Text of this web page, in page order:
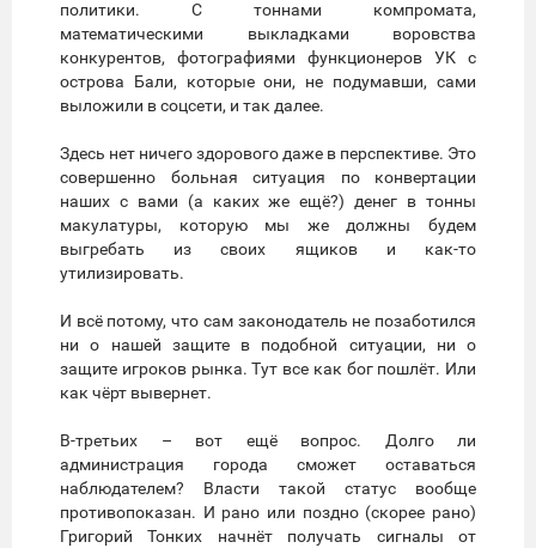
политики. С тоннами компромата,
математическими выкладками воровства
конкурентов, фотографиями функционеров УК с
острова Бали, которые они, не подумавши, сами
выложили в соцсети, и так далее.
Здесь нет ничего здорового даже в перспективе. Это
совершенно больная ситуация по конвертации
наших с вами (а каких же ещё?) денег в тонны
макулатуры, которую мы же должны будем
выгребать из своих ящиков и как-то
утилизировать.
И всё потому, что сам законодатель не позаботился
ни о нашей защите в подобной ситуации, ни о
защите игроков рынка. Тут все как бог пошлёт. Или
как чёрт вывернет.
В-третьих – вот ещё вопрос. Долго ли
администрация города сможет оставаться
наблюдателем? Власти такой статус вообще
противопоказан. И рано или поздно (скорее рано)
Григорий Тонких начнёт получать сигналы от